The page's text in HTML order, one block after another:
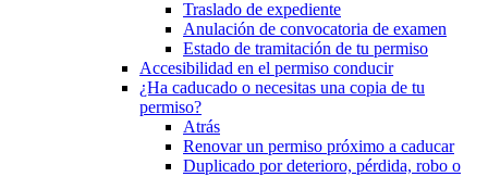
Traslado de expediente
Anulación de convocatoria de examen
Estado de tramitación de tu permiso
Accesibilidad en el permiso conducir
¿Ha caducado o necesitas una copia de tu
permiso?
Atrás
Renovar un permiso próximo a caducar
Duplicado por deterioro, pérdida, robo o